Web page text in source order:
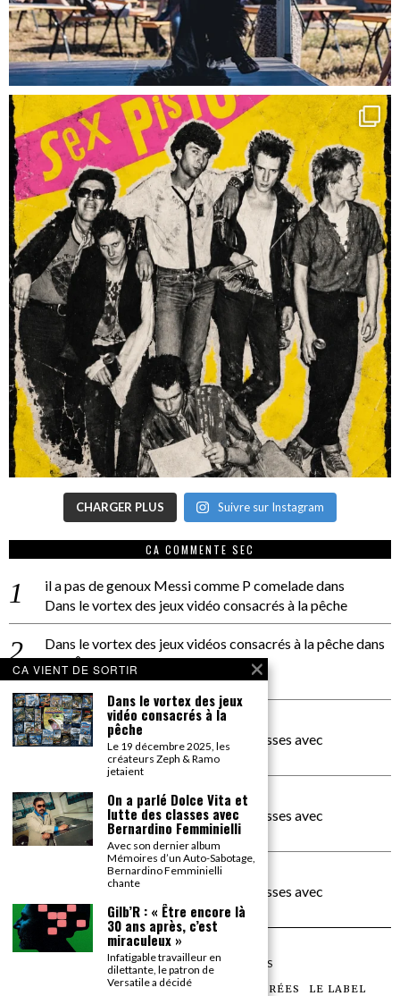
CHARGER PLUS Suivre sur Instagram
CA COMMENTE SEC
il a pas de genoux Messi comme P comeladedans
Dans le vortex des jeux vidéo consacrés à la pêche
Dans le vortex des jeux vidéos consacrés à la pêchedans
PACÔME THIELLEMENT
La séance d’Hip Gnose
La Patrie
dans
On a parlé Dolce Vita et lutte des classes avec
Bernardino Femminielli
carte noire negra à l'o tiededans
On a parlé Dolce Vita et lutte des classes avec
Bernardino Femminielli
moise et son mascarédans
On a parlé Dolce Vita et lutte des classes avec
Bernardino Femminielli
©2026TOUS DROITS RÉSERVÉS
LES ARTICLES LE MAGAZINE LES SOIRÉES LE LABEL
CA VIENT DE SORTIR
Dans le vortex des jeux
vidéo consacrés à la
pêche
Le 19 décembre 2025, les
créateurs Zeph & Ramo
jetaient
On a parlé Dolce Vita et
lutte des classes avec
Bernardino Femminielli
Avec son dernier album
Mémoires d’un Auto-Sabotage,
Bernardino Femminielli
chante
Gilb’R : « Être encore là
30 ans après, c’est
miraculeux »
Infatigable travailleur en
dilettante, le patron de
Versatile a décidé